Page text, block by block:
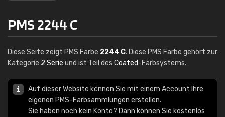
PMS 2244 C
Diese Seite zeigt PMS Farbe 2244 C. Diese PMS Farbe gehört zur
Kategorie 2 Serie und ist Teil des Coated-Farbsystems.
Auf dieser Website können Sie mit einem Account Ihre
eigenen PMS-Farbsammlungen erstellen.
Sie haben noch kein Konto? Dann können Sie kostenlos